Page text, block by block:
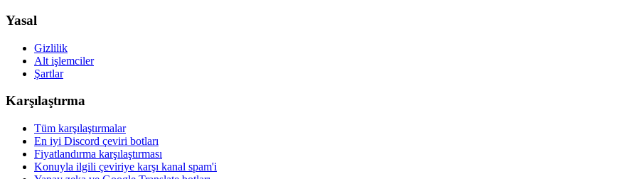
Yasal
Gizlilik
Alt işlemciler
Şartlar
Karşılaştırma
Tüm karşılaştırmalar
En iyi Discord çeviri botları
Fiyatlandırma karşılaştırması
Konuyla ilgili çeviriye karşı kanal spam'i